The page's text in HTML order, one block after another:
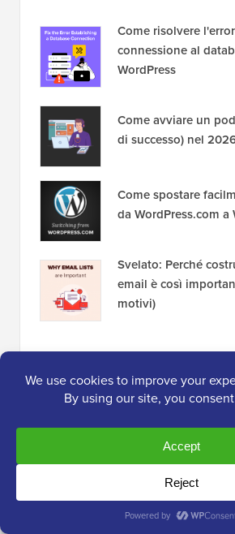
Come risolvere
connessione al
WordPress
Come avviare un
di successo) nel
Come spostare
da WordPress.com a
Svelato: Perché
email è così
motivi)
Divulgazione:Il nostro contenuto è
lettori. Ciò significa che se fai clic su
come puoi supportarci. Ecco il nostro